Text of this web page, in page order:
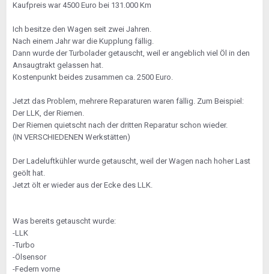
Kaufpreis war 4500 Euro bei 131.000 Km
Ich besitze den Wagen seit zwei Jahren.
Nach einem Jahr war die Kupplung fällig.
Dann wurde der Turbolader getauscht, weil er angeblich viel Öl in den
Ansaugtrakt gelassen hat.
Kostenpunkt beides zusammen ca. 2500 Euro.
Jetzt das Problem, mehrere Reparaturen waren fällig. Zum Beispiel:
Der LLK, der Riemen.
Der Riemen quietscht nach der dritten Reparatur schon wieder.
(IN VERSCHIEDENEN Werkstätten)
Der Ladeluftkühler wurde getauscht, weil der Wagen nach hoher Last
geölt hat.
Jetzt ölt er wieder aus der Ecke des LLK.
Was bereits getauscht wurde:
-LLK
-Turbo
-Ölsensor
-Federn vorne